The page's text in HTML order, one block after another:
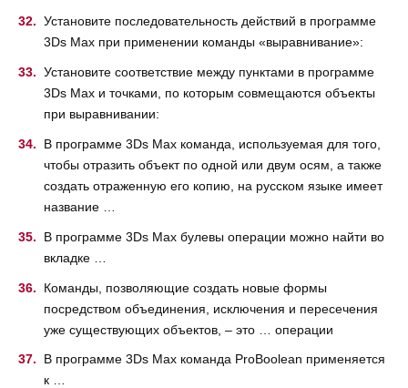
Установите последовательность действий в программе
3Ds Max при применении команды «выравнивание»:
Установите соответствие между пунктами в программе
3Ds Max и точками, по которым совмещаются объекты
при выравнивании:
В программе 3Ds Max команда, используемая для того,
чтобы отразить объект по одной или двум осям, а также
создать отраженную его копию, на русском языке имеет
название …
В программе 3Ds Max булевы операции можно найти во
вкладке …
Команды, позволяющие создать новые формы
посредством объединения, исключения и пересечения
уже существующих объектов, – это … операции
В программе 3Ds Max команда ProBoolean применяется
к …